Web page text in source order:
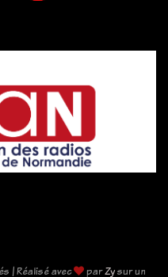
| Réalisé avec parZysur un